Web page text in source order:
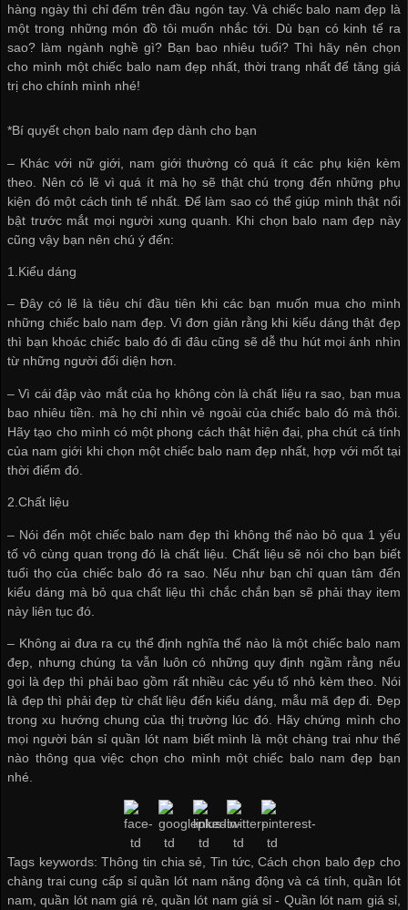
hàng ngày thì chỉ đếm trên đầu ngón tay. Và chiếc balo nam đẹp là
một trong những món đồ tôi muốn nhắc tới. Dù bạn có kinh tế ra
sao? làm ngành nghề gì? Bạn bao nhiêu tuổi? Thì hãy nên chọn
cho mình một chiếc balo nam đẹp nhất, thời trang nhất để tăng giá
trị cho chính mình nhé!
*Bí quyết chọn balo nam đẹp dành cho bạn
– Khác với nữ giới, nam giới thường có quá ít các phụ kiện kèm
theo. Nên có lẽ vì quá ít mà họ sẽ thật chú trọng đến những phụ
kiện đó một cách tinh tế nhất. Để làm sao có thể giúp mình thật nổi
bật trước mắt mọi người xung quanh. Khi chọn balo nam đẹp này
cũng vậy bạn nên chú ý đến:
1.Kiểu dáng
– Đây có lẽ là tiêu chí đầu tiên khi các bạn muốn mua cho mình
những chiếc balo nam đẹp. Vì đơn giản rằng khi kiểu dáng thật đẹp
thì bạn khoác chiếc balo đó đi đâu cũng sẽ dễ thu hút mọi ánh nhìn
từ những người đối diện hơn.
– Vì cái đập vào mắt của họ không còn là chất liệu ra sao, bạn mua
bao nhiêu tiền. mà họ chỉ nhìn vẻ ngoài của chiếc balo đó mà thôi.
Hãy tạo cho mình có một phong cách thật hiện đại, pha chút cá tính
của nam giới khi chọn một chiếc balo nam đẹp nhất, hợp với mốt tại
thời điểm đó.
2.Chất liệu
– Nói đến một chiếc balo nam đẹp thì không thể nào bỏ qua 1 yếu
tố vô cùng quan trọng đó là chất liệu. Chất liệu sẽ nói cho bạn biết
tuổi thọ của chiếc balo đó ra sao. Nếu như bạn chỉ quan tâm đến
kiểu dáng mà bỏ qua chất liệu thì chắc chắn bạn sẽ phải thay item
này liên tục đó.
– Không ai đưa ra cụ thể định nghĩa thế nào là một chiếc balo nam
đẹp, nhưng chúng ta vẫn luôn có những quy định ngầm rằng nếu
gọi là đẹp thì phải bao gồm rất nhiều các yếu tố nhỏ kèm theo. Nói
là đẹp thì phải đẹp từ chất liệu đến kiểu dáng, mẫu mã đẹp đi. Đẹp
trong xu hướng chung của thị trường lúc đó. Hãy chứng mình cho
mọi người bán sỉ quần lót nam biết mình là một chàng trai như thế
nào thông qua việc chọn cho mình một chiếc balo nam đẹp bạn
nhé.
Tags keywords: Thông tin chia sẻ, Tin tức, Cách chọn balo đẹp cho
chàng trai cung cấp sỉ quần lót nam năng động và cá tính, quần lót
nam, quần lót nam giá rẻ, quần lót nam giá sỉ - Quần lót nam giá sỉ,